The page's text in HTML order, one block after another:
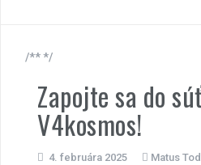
/** */
Zapojte sa do
V4kosmos!
4. februára 2025 Matus